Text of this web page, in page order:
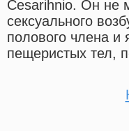
Cesarihnio. Он не
сексуального
полового члена и
пещеристых тел,